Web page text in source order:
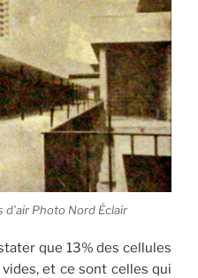
d’air Photo Nord Éclair
que 13% des cellules
et ce sont celles qui